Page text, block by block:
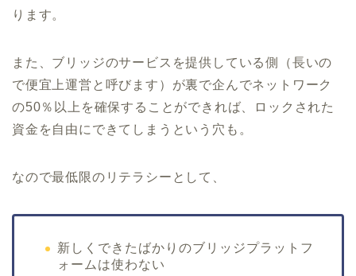
ります。
また、ブリッジのサービスを提供している側（長いの
で便宜上運営と呼びます）が裏で企んでネットワーク
の50％以上を確保することができれば、ロックされた
資金を自由にできてしまうという穴も。
なので最低限のリテラシーとして、
新しくできたばかりのブリッジプラットフ
ォームは使わない